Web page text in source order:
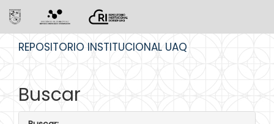
REPOSITORIO INSTITUCIONAL UAQ
Buscar